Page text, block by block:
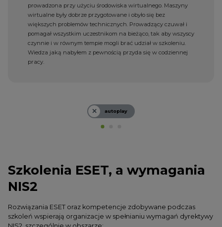
prowadzona przy użyciu środowiska wirtualnego. Maszyny
wirtualne były dobrze przygotowane i obyło się bez
większych problemów technicznych. Prowadzący czuwał i
pomagał wszystkim uczestnikom na bieżąco, tak aby wszyscy
czynnie i w równym tempie mogli brać udział w szkoleniu.
Wiedza jaką nabyłem z pewnością przyda się w codziennej
pracy.
autoplay
Szkolenia ESET, a wymagania
NIS2
Rozwiązania ESET oraz kompetencje zdobywane podczas
szkoleń wspierają organizacje w spełnianiu wymagań dyrektywy